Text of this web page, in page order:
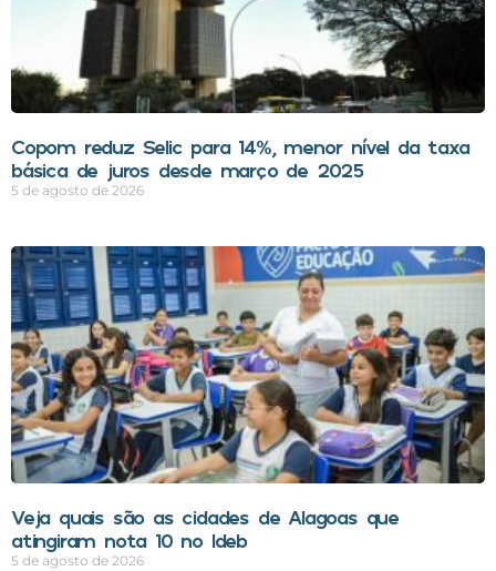
Copom reduz Selic para 14%, menor nível da taxa
básica de juros desde março de 2025
5 de agosto de 2026
Veja quais são as cidades de Alagoas que
atingiram nota 10 no Ideb
5 de agosto de 2026